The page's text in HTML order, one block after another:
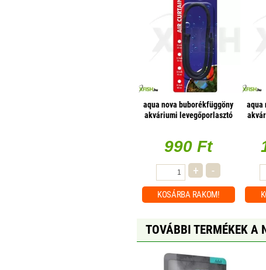
aqua nova buborékfüggöny
akváriumi levegőporlasztó
990 Ft
+ -
KOSÁRBA RAKOM!
aqua
TOVÁBBI TERMÉKEK A